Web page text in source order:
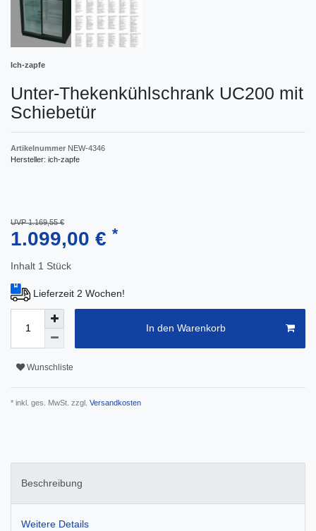
Ich-zapfe
Unter-Thekenkühlschrank UC200 mit
Schiebetür
Artikelnummer NEW-4346
Hersteller: ich-zapfe
UVP 1.169,55 €
1.099,00 € *
Inhalt 1 Stück
Lieferzeit 2 Wochen!
In den Warenkorb
Wunschliste
* inkl. ges. MwSt. zzgl. Versandkosten
Beschreibung
Weitere Details